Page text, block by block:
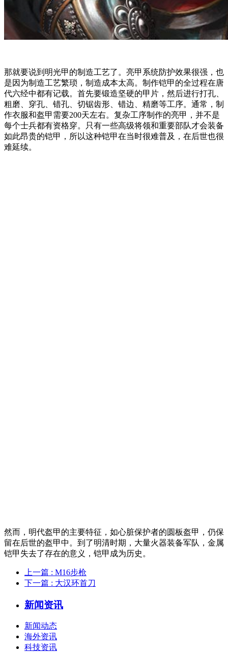
那就要说到明光甲的制造工艺了。亮甲系统防护效果很强，也
是因为制造工艺繁琐，制造成本太高。制作铠甲的全过程在唐
代六经中都有记载。首先要锻造坚硬的甲片，然后进行打孔、
粗磨、穿孔、错孔、切锯齿形、错边、精磨等工序。通常，制
作衣服和盔甲需要200天左右。复杂工序制作的亮甲，并不是
每个士兵都有资格穿。只有一些高级将领和重要部队才会装备
如此昂贵的铠甲，所以这种铠甲在当时很难普及，在后世也很
难延续。
然而，明代盔甲的主要特征，如心脏保护者的圆板盔甲，仍保
留在后世的盔甲中。到了明清时期，大量火器装备军队，金属
铠甲失去了存在的意义，铠甲成为历史。
上一篇 : M16步枪
下一篇 : 大汉环首刀
新闻资讯
新闻动态
海外资讯
科技资讯